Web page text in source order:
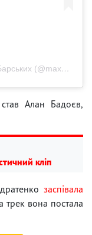
Допис, поширений Max Barskih | Макс Барських (@max_barskih)
Алан Бадоєв,
кліп
заспівала
трек вона постала